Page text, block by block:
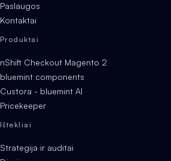
Paslaugos
Kontaktai
Produktai
nShift Checkout Magento 2
bluemint components
Custora - bluemint AI
Pricekeeper
Ištekliai
Strategija ir auditai